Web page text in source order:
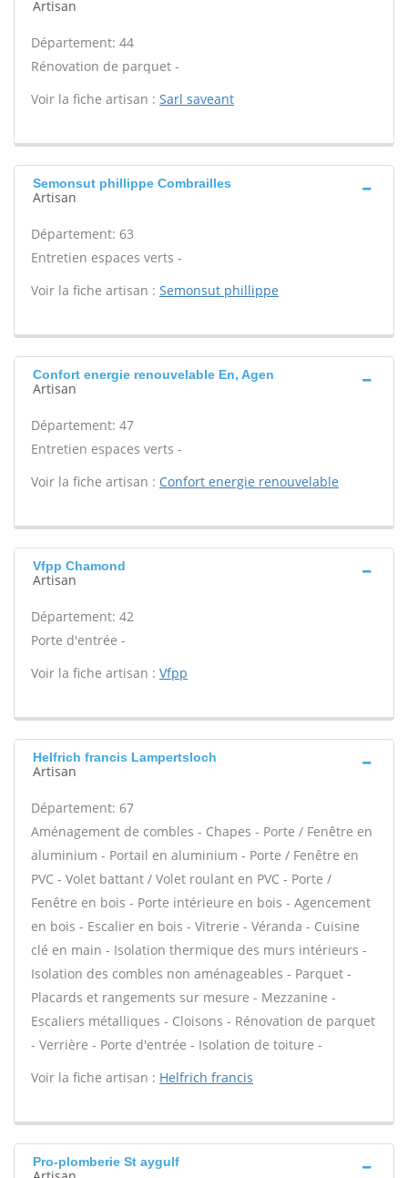
Artisan
Département: 44
Rénovation de parquet -
Voir la fiche artisan : Sarl saveant
Semonsut phillippe Combrailles
Artisan
Département: 63
Entretien espaces verts -
Voir la fiche artisan : Semonsut phillippe
Confort energie renouvelable En, Agen
Artisan
Département: 47
Entretien espaces verts -
Voir la fiche artisan : Confort energie renouvelable
Vfpp Chamond
Artisan
Département: 42
Porte d'entrée -
Voir la fiche artisan : Vfpp
Helfrich francis Lampertsloch
Artisan
Département: 67
Aménagement de combles - Chapes - Porte / Fenêtre en
aluminium - Portail en aluminium - Porte / Fenêtre en
PVC - Volet battant / Volet roulant en PVC - Porte /
Fenêtre en bois - Porte intérieure en bois - Agencement
en bois - Escalier en bois - Vitrerie - Véranda - Cuisine
clé en main - Isolation thermique des murs intérieurs -
Isolation des combles non aménageables - Parquet -
Placards et rangements sur mesure - Mezzanine -
Escaliers métalliques - Cloisons - Rénovation de parquet
- Verrière - Porte d'entrée - Isolation de toiture -
Voir la fiche artisan : Helfrich francis
Pro-plomberie St aygulf